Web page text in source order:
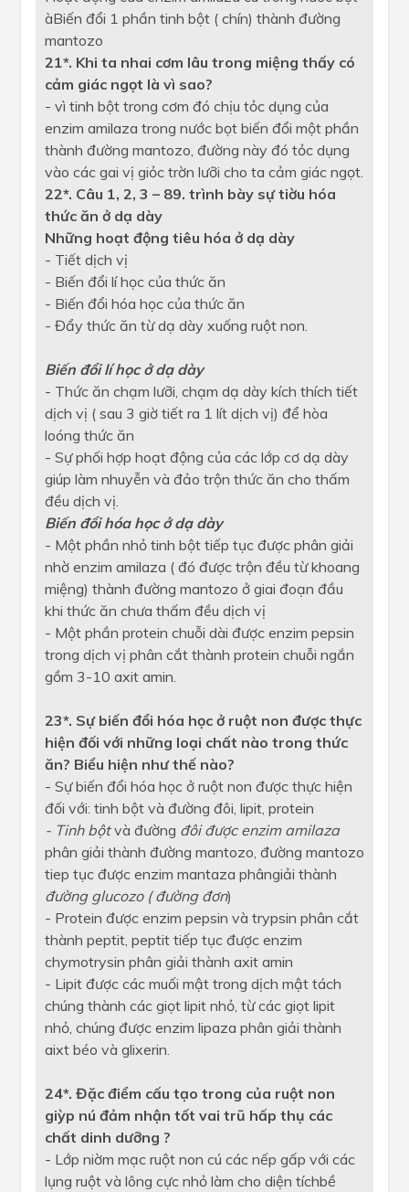
àBiến đổi 1 phần tinh bột ( chín) thành đường
mantozo
21*. Khi ta nhai cơm lâu trong miệng thấy có
cảm giác ngọt là vì sao?
- vì tinh bột trong cơm đó chịu tỏc dụng của
enzim amilaza trong nước bọt biến đổi một phần
thành đường mantozo, đường này đó tỏc dụng
vào các gai vị giỏc trờn lưỡi cho ta cảm giác ngọt.
22*. Câu 1, 2, 3 – 89. trình bày sự tiờu hóa
thức ăn ở dạ dày
Những hoạt động tiêu hóa ở dạ dày
- Tiết dịch vị
- Biến đổi lí học của thức ăn
- Biến đổi hóa học của thức ăn
- Đẩy thức ăn từ dạ dày xuống ruột non.
Biến đổi lí học ở dạ dày
- Thức ăn chạm lưỡi, chạm dạ dày kích thích tiết
dịch vị ( sau 3 giờ tiết ra 1 lít dịch vị) để hòa
loóng thức ăn
- Sự phối hợp hoạt động của các lớp cơ dạ dày
giúp làm nhuyễn và đảo trộn thức ăn cho thấm
đều dịch vị.
Biến đổi hóa học ở dạ dày
- Một phần nhỏ tinh bột tiếp tục được phân giải
nhờ enzim amilaza ( đó được trộn đều từ khoang
miệng) thành đường mantozo ở giai đoạn đầu
khi thức ăn chưa thấm đều dịch vị
- Một phần protein chuỗi dài được enzim pepsin
trong dịch vị phân cắt thành protein chuỗi ngắn
gồm 3-10 axit amin.
23*. Sự biến đổi hóa học ở ruột non được thực
hiện đối với những loại chất nào trong thức
ăn? Biểu hiện như thế nào?
- Sự biến đổi hóa học ở ruột non được thực hiện
đối với: tinh bột và đường đôi, lipit, protein
- Tinh bộtvà đường đôi được enzim amilaza
phân giải thành đường mantozo, đường mantozo
tiep tục được enzim mantaza phângiải thành
đường glucozo ( đường đơn)
- Protein được enzim pepsin và trypsin phân cắt
thành peptit, peptit tiếp tục được enzim
chymotrysin phân giải thành axit amin
- Lipit được các muối mật trong dịch mật tách
chúng thành các giọt lipit nhỏ, từ các giọt lipit
nhỏ, chúng được enzim lipaza phân giải thành
aixt béo và glixerin.
24*. Đặc điểm cấu tạo trong của ruột non
giỳp nú đảm nhận tốt vai trũ hấp thụ các
chất dinh dưỡng ?
- Lớp niờm mạc ruột non cú các nếp gấp với các
lụng ruột và lông cực nhỏ làm cho diện tíchbề